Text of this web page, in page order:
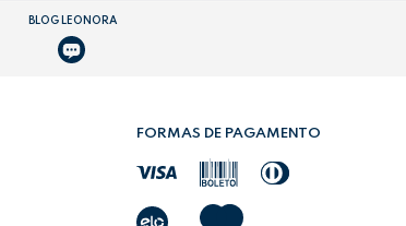
BLOG LEONORA
FORMAS DE PAGAMENTO